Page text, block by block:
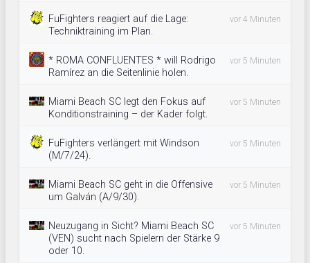
FuFighters reagiert auf die Lage:
Techniktraining im Plan.
vor 4 Minuten
* ROMA CONFLUENTES * will Rodrigo
Ramírez an die Seitenlinie holen.
vor 5 Minuten
Miami Beach SC legt den Fokus auf
Konditionstraining – der Kader folgt.
vor 5 Minuten
FuFighters verlängert mit Windson
(M/7/24).
vor 5 Minuten
Miami Beach SC geht in die Offensive
um Galván (A/9/30).
vor 5 Minuten
Neuzugang in Sicht? Miami Beach SC
(VEN) sucht nach Spielern der Stärke 9
oder 10.
vor 5 Minuten